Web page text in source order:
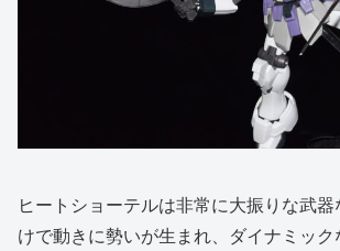
ヒートショーテルは非常に大振りな武
けで動きに勢いが生まれ、ダイナミッ